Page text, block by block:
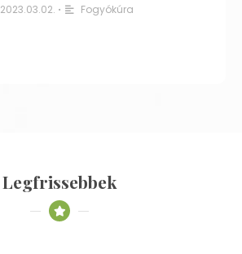
2023.03.02. • Fogyókúra
Legfrissebbek